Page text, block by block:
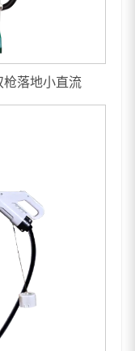
落地小直流